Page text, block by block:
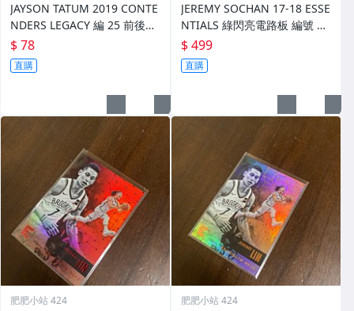
JAYSON TATUM 2019 CONTE
NDERS LEGACY 編 25 前後如
圖
$ 78
直購
JEREMY SOCHAN 17-18 ESSE
NTIALS 綠閃亮電路板 編號 11
6 前後圖
$ 499
直購
肥肥小站 424 肥肥小站 424